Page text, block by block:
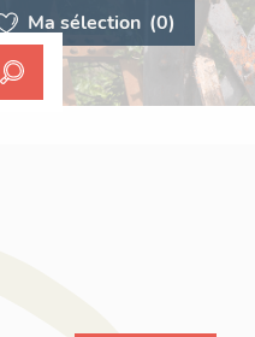
Ma sélection (0)